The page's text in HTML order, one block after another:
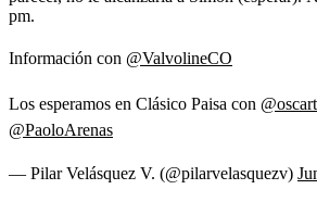
pm.
Información con @ValvolineCO
Los esperamos en Clásico Paisa con
@PaoloArenas
— Pilar Velásquez V. (@pilarvelasquezv)